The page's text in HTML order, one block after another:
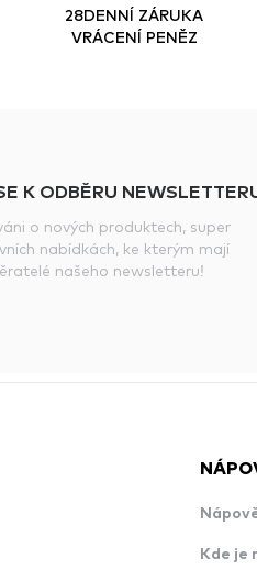
28DENNÍ ZÁRUKA
VRÁCENÍ PENĚZ
K ODBĚRU
o nových produktech, super
nabídkách, ke kterým mají
našeho newsletteru!
Kde je